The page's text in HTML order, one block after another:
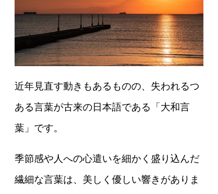
近年見直す動きもあるものの、失われるつ
ある言葉が古来の日本語である「大和言
葉」です。
季節感や人への心遣いを細かく盛り込んだ
繊細な言葉は、美しく優しい響きがありま